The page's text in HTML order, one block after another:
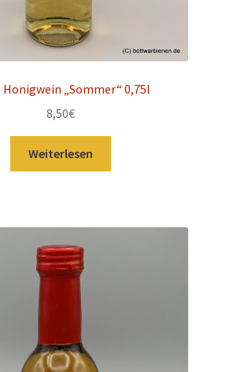
Honigwein „Sommer“ 0,75l
8,50€
Weiterlesen